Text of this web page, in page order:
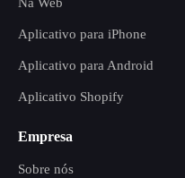
Aplicativo para iPhone
Aplicativo para Android
Aplicativo Shopify
Empresa
Sobre nós